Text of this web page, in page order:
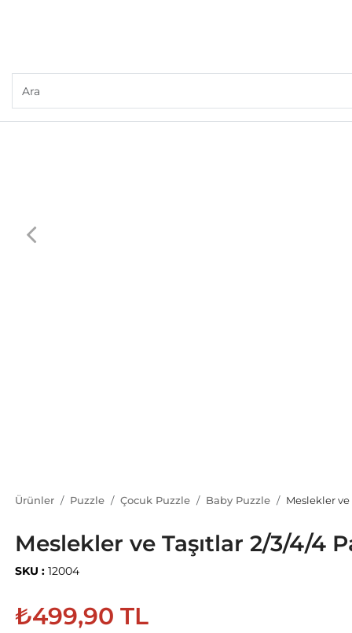
Ürünler Puzzle Çocuk Puzzle Baby Puzzle Meslekler ve
Meslekler ve Taşıtlar 2/3/4/4
SKU : 12004
₺499,90 TL